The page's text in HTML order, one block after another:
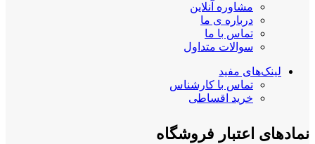
مشاوره آنلاین
درباره ی ما
تماس با ما
سوالات متداول
لینک‌های مفید
تماس با کارشناس
خرید اقساطی
نمادهای اعتبار فروشگاه